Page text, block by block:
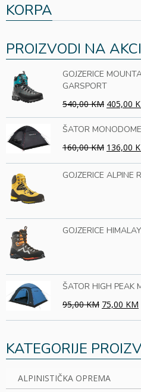
KORPA
PROIZVODI NA
GOJZERICE
GARSPORT
540,00 KM 405,00
ŠATOR
160,00 KM 136,00
GOJZERICE ALPINE
GOJZERICE
ŠATOR HIGH PEAK
95,00 KM 75,00 KM
KATEGORIJE
ALPINISTIČKA OPREMA